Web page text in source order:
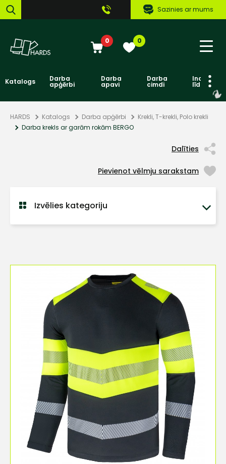
Sazinies ar mums
0 0
Katalogs Darba
apģērbi
Darba
apavi
Darba
cimdi līdzekļi
HARDS Katalogs Darba apģērbi
Krekli, T-krekli, Polo krekli
Darba krekls ar garām rokām BERGO
Dalīties
Pievienot vēlmju sarakstam
Izvēlies kategoriju